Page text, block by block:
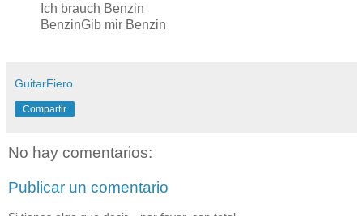
Ich brauch Benzin
BenzinGib mir Benzin
GuitarFiero
Compartir
No hay comentarios:
Publicar un comentario